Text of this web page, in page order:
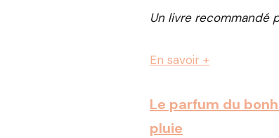
Un livre recommandé
En savoir +
Le parfum du
pluie